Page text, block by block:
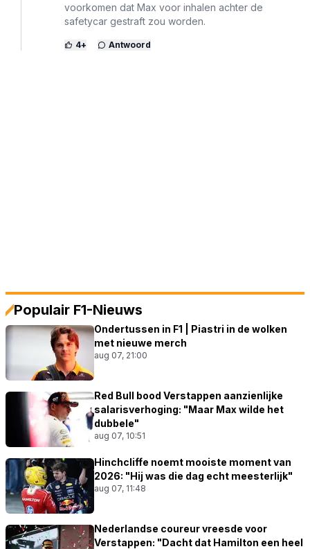
voorkomen dat Max voor inhalen achter de
safetycar gestraft zou worden.
4+ Antwoord
Populair F1-Nieuws
Ondertussen in F1 | Piastri in de wolken
met nieuwe merch
aug 07, 21:00
Red Bull bood Verstappen aanzienlijke
salarisverhoging: "Maar Max wilde het
dubbele"
aug 07, 10:51
Hinchcliffe noemt mooiste moment van
2026: "Hij was die dag echt meesterlijk"
aug 07, 11:48
Nederlandse coureur vreesde voor
Verstappen: "Dacht dat Hamilton een heel